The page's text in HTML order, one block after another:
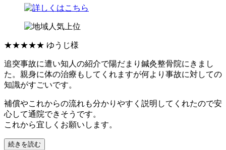
★★★★★ ゆうじ様
追突事故に遭い知人の紹介で陽だまり鍼灸整骨院にきまし
た。親身に体の治療もしてくれますが何より事故に対しての
知識がすごいです。
補償やこれからの流れも分かりやすく説明してくれたので安
心して通院できそうです。
これから宜しくお願いします。
続きを読む